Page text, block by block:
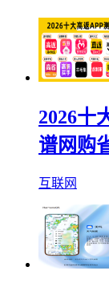
2026十
谱网购
互联网